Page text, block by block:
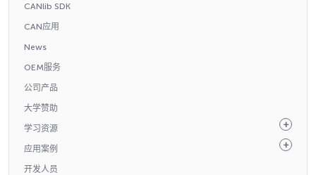
CANlib SDK
CAN应用
News
OEM服务
公司产品
大学赞助
学习资源
应用案例
开发人员